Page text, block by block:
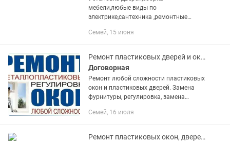
мебели,любые виды по
электрике,сантехника ,ремонтные
Семей, 15 июня
Ремонт пластиковых дверей и окон. Качественно и с гарантией
Договорная
Ремонт любой сложности пластиковых
окон и пластиковых дверей. Замена
фурнитуры, регулировка, замена
Семей, 16 июля
Ремонт пластиковых окон, дверей, Замена фурнитуры и многое другое!